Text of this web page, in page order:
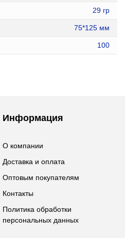
29 гр
75*125 мм
100
Информация
О компании
Доставка и оплата
Оптовым покупателям
Контакты
Политика обработки
персональных данных